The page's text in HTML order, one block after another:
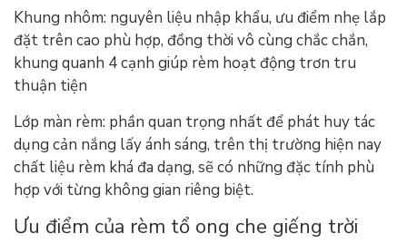
Khung nhôm: nguyên liệu nhập khẩu, ưu điểm nhẹ lắp
đặt trên cao phù hợp, đồng thời vô cùng chắc chắn,
khung quanh 4 cạnh giúp rèm hoạt động trơn tru
thuận tiện
Lớp màn rèm: phần quan trọng nhất để phát huy tác
dụng cản nắng lấy ánh sáng, trên thị trường hiện nay
chất liệu rèm khá đa dạng, sẽ có những đặc tính phù
hợp với từng không gian riêng biệt.
Ưu điểm của rèm tổ ong che giếng trời